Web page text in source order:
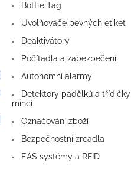
Bottle Tag
Uvolňovače pevných etiket
Deaktivátory
Počítadla a zabezpečení
Autonomní alarmy
Detektory padělků a třídičky
mincí
Označování zboží
Bezpečnostní zrcadla
EAS systémy a RFID